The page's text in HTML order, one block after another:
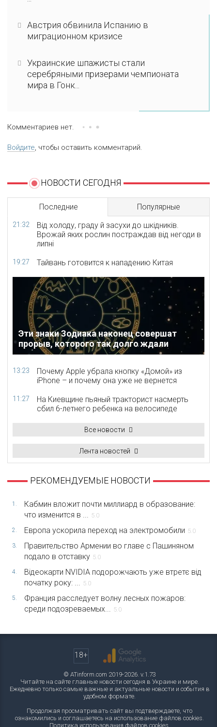
Австрия обвинила Испанию в
миграционном кризисе
Украинские шпажисты стали
серебряными призерами чемпионата
мира в Гонк...
Комментариев нет.
Войдите, чтобы оставить комментарий.
НОВОСТИ СЕГОДНЯ
Последние Популярные
21:32
Від холоду, граду й засухи до шкідників.
Врожай яких рослин постраждав від негоди в
липні
19:27 Тайвань готовится к нападению Китая
Эти знаки Зодиака наконец совершат
прорыв, которого так долго ждали
13:23
Почему Apple убрала кнопку «Домой» из
iPhone – и почему она уже не вернется
11:27
На Киевщине пьяный тракторист насмерть
сбил 6-летнего ребенка на велосипеде
Все новости
Лента новостей
РЕКОМЕНДУЕМЫЕ НОВОСТИ
1.
Кабмин вложит почти миллиард в образование:
что изменится в ...
5.0
2. Европа ускорила переход на электромобили 5.0
3.
Правительство Армении во главе с Пашиняном
подало в отставку 5.0
4.
Відеокарти NVIDIA подорожчають уже втретє від
початку року: ...
5.0
5.
Франция расследует волну лесных пожаров:
среди подозреваемых...
5.0
18+
© ATinform.com 2019-2026. v.1.73
Читайте на сайте главные новости сегодня в Украине и мире.
Ежедневно только самые важные и актуальные новости и события в
удобном формате.
Продолжая просматривать сайт вы подтверждаете, что
ознакомились и соглашаетесь на использование файлов cookies.
Политика использования файлов cookies